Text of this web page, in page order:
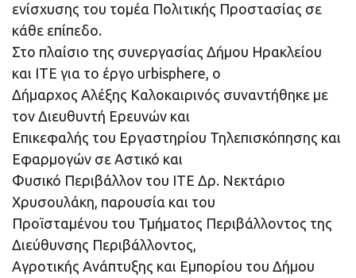
ενίσχυσης του τομέα Πολιτικής Προστασίας σε
κάθε επίπεδο.
Στο πλαίσιο της συνεργασίας Δήμου Ηρακλείου
και ΙΤΕ για το έργο urbisphere, ο
Δήμαρχος Αλέξης Καλοκαιρινός συναντήθηκε με
τον Διευθυντή Ερευνών και
Επικεφαλής του Εργαστηρίου Τηλεπισκόπησης και
Εφαρμογών σε Αστικό και
Φυσικό Περιβάλλον του ΙΤΕ Δρ. Νεκτάριο
Χρυσουλάκη, παρουσία και του
Προϊσταμένου του Τμήματος Περιβάλλοντος της
Διεύθυνσης Περιβάλλοντος,
Αγροτικής Ανάπτυξης και Εμπορίου του Δήμου